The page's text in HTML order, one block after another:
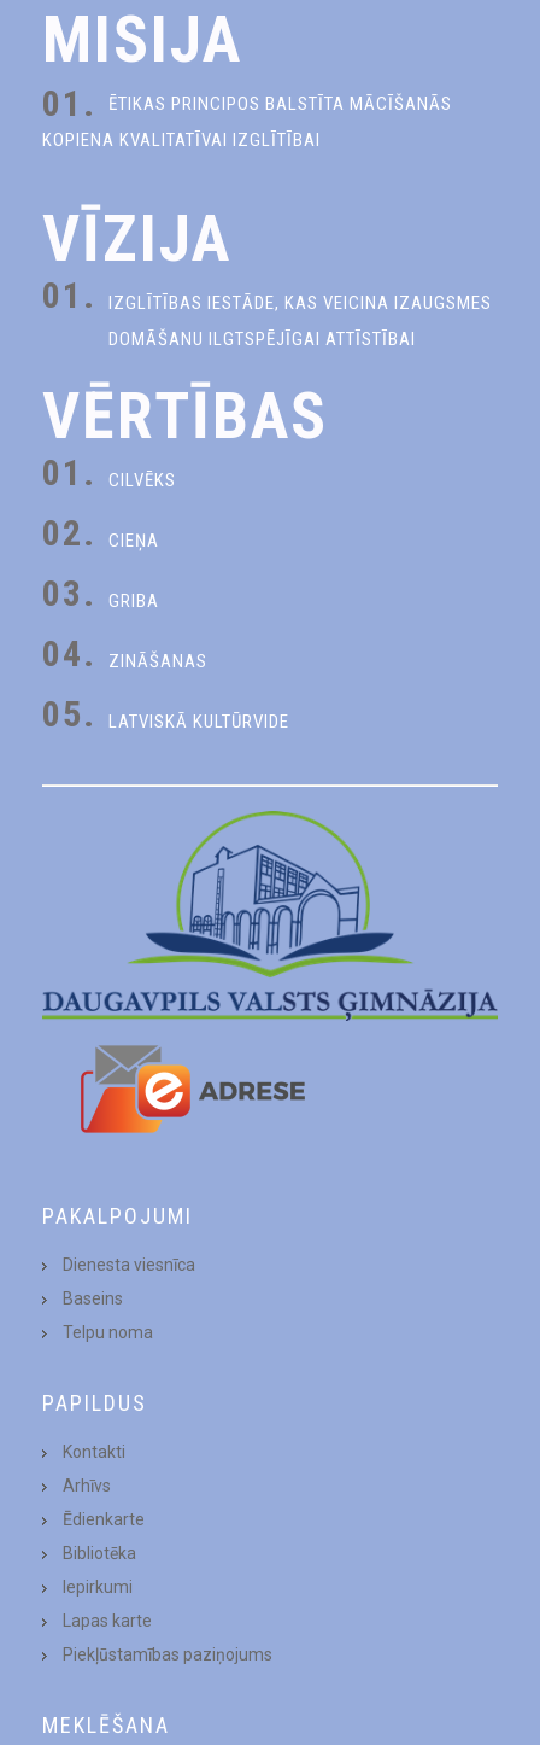
MISIJA
01.
ĒTIKAS PRINCIPOS BALSTĪTA MĀCĪŠANĀS
KOPIENA KVALITATĪVAI IZGLĪTĪBAI
VĪZIJA
01.
IZGLĪTĪBAS IESTĀDE, KAS VEICINA IZAUGSMES
DOMĀŠANU ILGTSPĒJĪGAI ATTĪSTĪBAI
VĒRTĪBAS
01. CILVĒKS
02. CIEŅA
03. GRIBA
04. ZINĀŠANAS
05. LATVISKĀ KULTŪRVIDE
PAKALPOJUMI
Dienesta viesnīca
Baseins
Telpu noma
PAPILDUS
Kontakti
Arhīvs
Ēdienkarte
Bibliotēka
Iepirkumi
Lapas karte
Piekļūstamības paziņojums
MEKLĒŠANA